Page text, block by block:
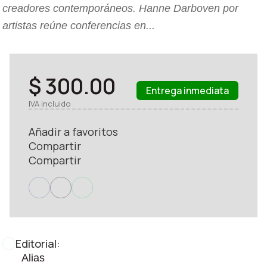
creadores contemporáneos. Hanne Darboven por
artistas reúne conferencias en...
Editorial:
Alias
$ 300.00
IVA incluido
Entrega inmediata
Añadir a favoritos
Compartir
Compartir